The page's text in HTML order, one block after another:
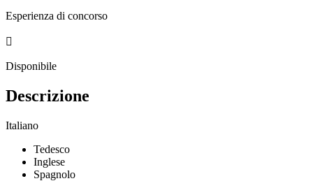
Esperienza di concorso

Disponibile
Descrizione
Italiano
Tedesco
Inglese
Spagnolo